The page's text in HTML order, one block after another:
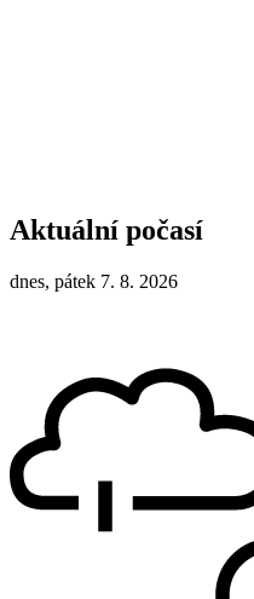
Aktuální počasí
dnes, pátek 7. 8. 2026